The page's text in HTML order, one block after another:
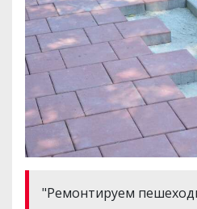
"Ремонтируем